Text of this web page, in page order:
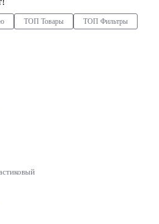
ТОП Товары ТОП Фильтры